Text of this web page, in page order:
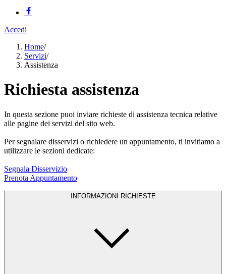
Accedi
Home/
Servizi/
Assistenza
Richiesta assistenza
In questa sezione puoi inviare richieste di assistenza tecnica relative
alle pagine dei servizi del sito web.
Per segnalare disservizi o richiedere un appuntamento, ti invitiamo a
utilizzare le sezioni dedicate:
Segnala Disservizio
Prenota Appuntamento
INFORMAZIONI RICHIESTE